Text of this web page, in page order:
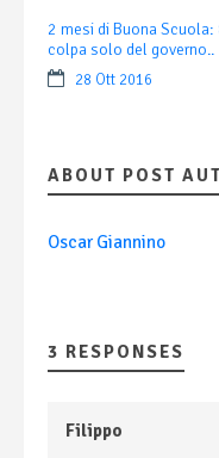
2 mesi di Buona
colpa solo del governo..
28 Ott 2016
ABOUT POST
Oscar Giannino
3 RESPONSES
Filippo